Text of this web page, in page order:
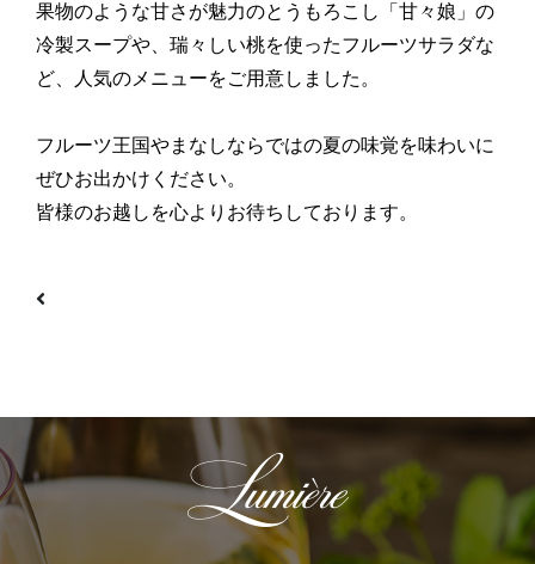
果物のような甘さが魅力のとうもろこし「甘々娘」の
冷製スープや、瑞々しい桃を使ったフルーツサラダな
ど、人気のメニューをご用意しました。
フルーツ王国やまなしならではの夏の味覚を味わいに
ぜひお出かけください。
皆様のお越しを心よりお待ちしております。